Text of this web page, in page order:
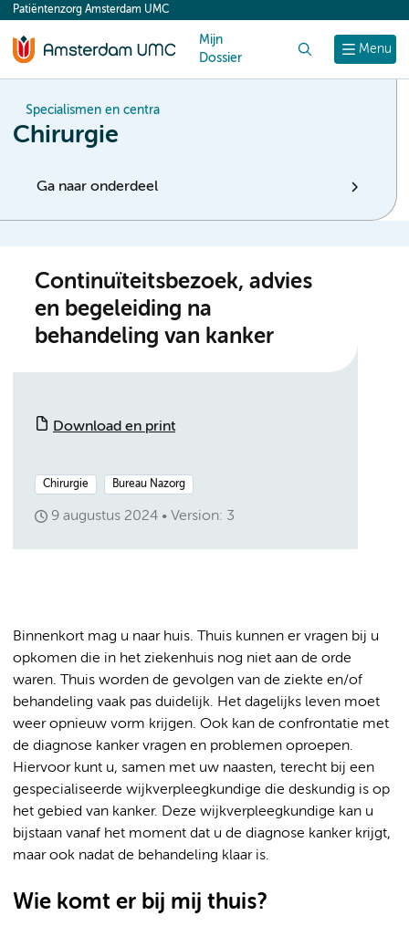
content
Menu
Patiëntenzorg Amsterdam UMC
Mijn
Dossier
Specialismen en centra
Chirurgie
Ga naar onderdeel
Continuïteitsbezoek, advies
en begeleiding na
behandeling van kanker
Download en print
Chirurgie Bureau Nazorg
9 augustus 2024 Version: 3
Binnenkort mag u naar huis. Thuis kunnen er vragen bij u
opkomen die in het ziekenhuis nog niet aan de orde
waren. Thuis worden de gevolgen van de ziekte en/of
behandeling vaak pas duidelijk. Het dagelijks leven moet
weer opnieuw vorm krijgen. Ook kan de confrontatie met
de diagnose kanker vragen en problemen oproepen.
Hiervoor kunt u, samen met uw naasten, terecht bij een
gespecialiseerde wijkverpleegkundige die deskundig is op
het gebied van kanker. Deze wijkverpleegkundige kan u
bijstaan vanaf het moment dat u de diagnose kanker krijgt,
maar ook nadat de behandeling klaar is.
Wie komt er bij mij thuis?